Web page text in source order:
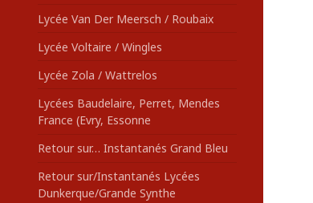
Lycée Van Der Meersch / Roubaix
Lycée Voltaire / Wingles
Lycée Zola / Wattrelos
Lycées Baudelaire, Perret, Mendes
France (Evry, Essonne
Retour sur… Instantanés Grand Bleu
Retour sur/Instantanés Lycées
Dunkerque/Grande Synthe